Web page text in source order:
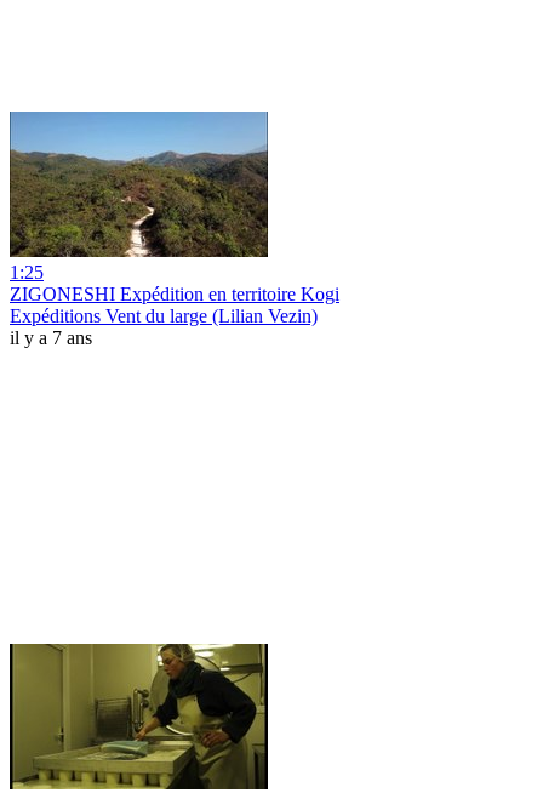
1:25
ZIGONESHI Expédition en territoire Kogi
Expéditions Vent du large (Lilian Vezin)
il y a 7 ans